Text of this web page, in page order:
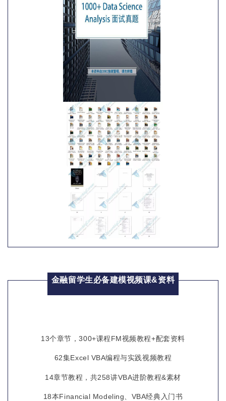
金融留学生必备建模视频课&资料
13个章节，300+课程FM视频教程+配套资料
62集Excel VBA编程与实践视频教程
14章节教程，共258讲VBA进阶教程&素材
18本Financial Modeling、VBA经典入门书